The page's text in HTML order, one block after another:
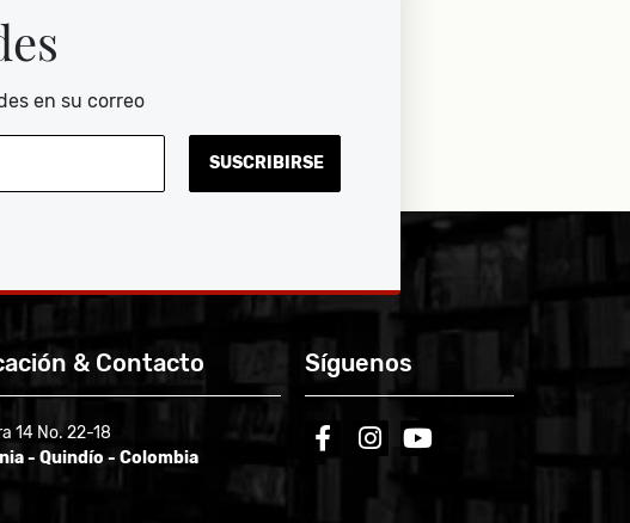
en su correo
SUSCRIBIRSE
& Contacto
14 No. 22-18
- Quindío - Colombia
Síguenos
facebookinstagramyoutube